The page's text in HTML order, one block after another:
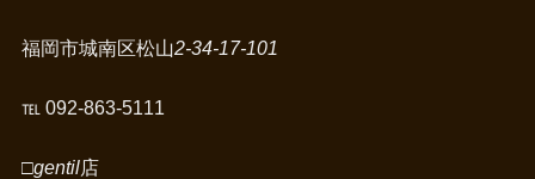
福岡市城南区松山2-34-17-101
℡ 092-863-5111
□gentil店